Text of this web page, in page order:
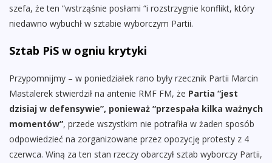
szefa, że ten “wstrząśnie posłami “i rozstrzygnie konflikt, który
niedawno wybuchł w sztabie wyborczym Partii.
Sztab PiS w ogniu krytyki
Przypomnijmy – w poniedziałek rano były rzecznik Partii Marcin
Mastalerek stwierdził na antenie RMF FM, że Partia “jest
dzisiaj w defensywie”, ponieważ “przespała kilka ważnych
momentów”, przede wszystkim nie potrafiła w żaden sposób
odpowiedzieć na zorganizowane przez opozycję protesty z 4
czerwca. Winą za ten stan rzeczy obarczył sztab wyborczy Partii,